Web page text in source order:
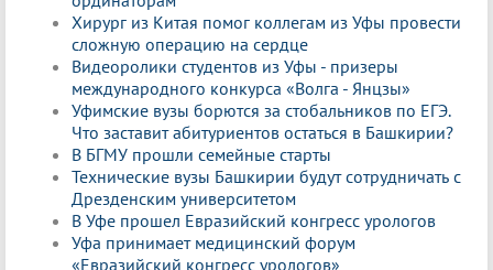
Хирург из Китая помог коллегам из Уфы провести
сложную операцию на сердце
Видеоролики студентов из Уфы - призеры
международного конкурса «Волга - Янцзы»
Уфимские вузы борются за стобальников по ЕГЭ.
Что заставит абитуриентов остаться в Башкирии?
В БГМУ прошли семейные старты
Технические вузы Башкирии будут сотрудничать с
Дрезденским университетом
В Уфе прошел Евразийский конгресс урологов
Уфа принимает медицинский форум
«Евразийский конгресс урологов»